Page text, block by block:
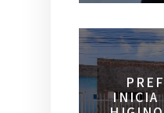
INICIA